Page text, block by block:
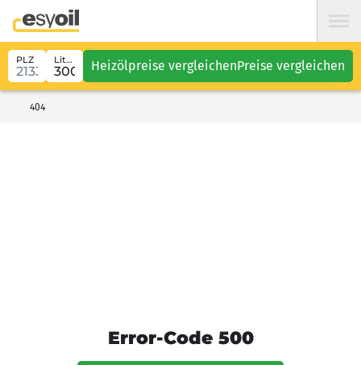
PLZ Liter Heizölpreise vergleichenPreise vergleichen
404
Error-Code 500